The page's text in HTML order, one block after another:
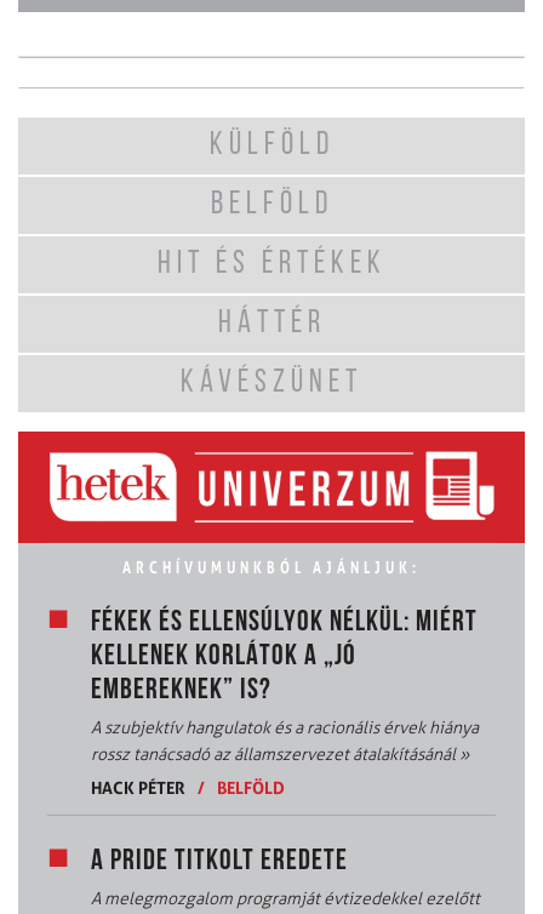
KÜLFÖLD
BELFÖLD
HIT ÉS ÉRTÉKEK
HÁTTÉR
KÁVÉSZÜNET
ARCHÍVUMUNKBÓL AJÁNLJUK:
FÉKEK ÉS ELLENSÚLYOK NÉLKÜL: MIÉRT
KELLENEK KORLÁTOK A „JÓ
EMBEREKNEK” IS?
A szubjektív hangulatok és a racionális érvek hiánya
rossz tanácsadó az államszervezet átalakításánál»
HACK PÉTER
/ BELFÖLD
A PRIDE TITKOLT EREDETE
A melegmozgalom programját évtizedekkel ezelőtt